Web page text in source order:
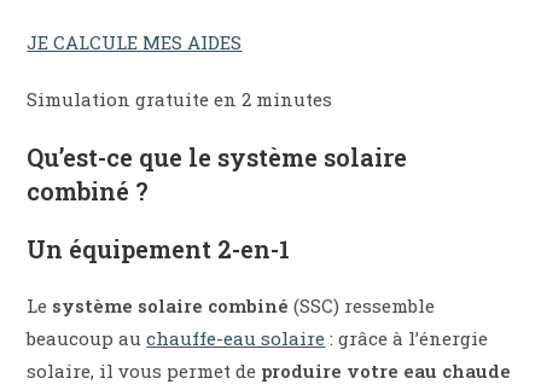
JE CALCULE MES AIDES
Simulation gratuite en 2 minutes
Qu’est-ce que le système solaire
combiné ?
Un équipement 2-en-1
Le système solaire combiné (SSC) ressemble
beaucoup auchauffe-eau solaire : grâce à l’énergie
solaire, il vous permet de produire votre eau chaude